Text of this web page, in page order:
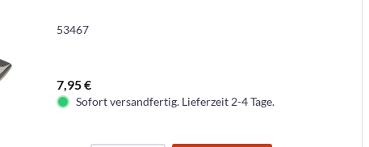
53467
7,95 €
Sofort versandfertig. Lieferzeit 2-4 Tage.